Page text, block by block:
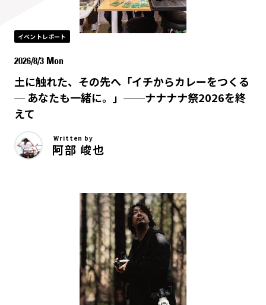
イベントレポート
2026/8/3 Mon
土に触れた、その先へ「イチからカレーをつくる
─ あなたも一緒に。」──ナナナナ祭2026を終
えて
Written by
阿部 峻也